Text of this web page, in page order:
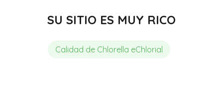
SU SITIO ES MUY RICO
Calidad de Chlorella eChlorial